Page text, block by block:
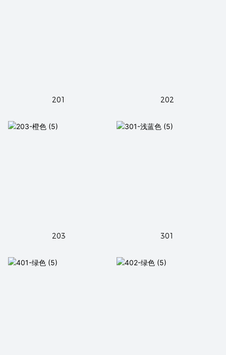
201 202
203 301